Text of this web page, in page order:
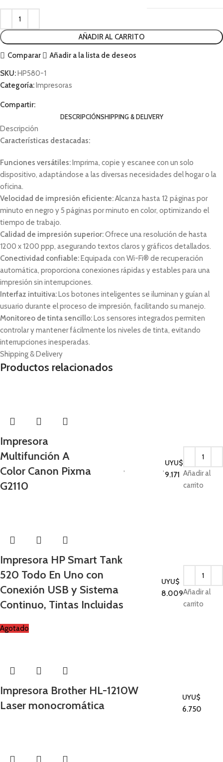
AÑADIR AL CARRITO
Comparar
Añadir a la lista de deseos
SKU:HP580-1
Categoría:Impresoras
Compartir:
DESCRIPCIÓNSHIPPING & DELIVERY
Descripción
Características destacadas:
Funciones versátiles:Imprima, copie y escanee con un solo
dispositivo, adaptándose a las diversas necesidades del hogar o la
oficina.
Velocidad de impresión eficiente:Alcanza hasta 12 páginas por
minuto en negro y 5 páginas por minuto en color, optimizando el
tiempo de trabajo.
Calidad de impresión superior:Ofrece una resolución de hasta
1200 x 1200 ppp, asegurando textos claros y gráficos detallados.
Conectividad confiable:Equipada con Wi-Fi® de recuperación
automática, proporciona conexiones rápidas y estables para una
impresión sin interrupciones.
Interfaz intuitiva:Los botones inteligentes se iluminan y guían al
usuario durante el proceso de impresión, facilitando su manejo.
Monitoreo de tinta sencillo:Los sensores integrados permiten
controlar y mantener fácilmente los niveles de tinta, evitando
interrupciones inesperadas.
Shipping & Delivery
Productos relacionados
Impresora
Multifunción A
Color Canon Pixma
G2110
insumos, Impresoras,
UYU$
9.171 Añadir al
carrito
Impresora HP Smart Tank
520 Todo En Uno con
Conexión USB y Sistema
Continuo, Tintas Incluidas
UYU$
8.009Añadir al
carrito
Agotado
Impresora Brother HL-1210W
Laser monocromática
UYU$
6.750